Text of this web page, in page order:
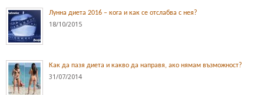
Лунна диета 2016 – кога и как се отслабва с нея?
18/10/2015
Как да пазя диета и какво да направя, ако нямам възможност?
31/07/2014